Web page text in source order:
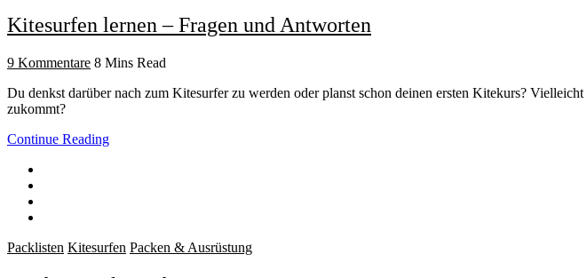
Kitesurfen lernen – Fragen und Antworten
9 Kommentare 8 Mins Read
Du denkst darüber nach zum Kitesurfer zu werden oder planst schon deinen ersten Kitekurs?
zukommt?
Continue Reading
Packlisten Kitesurfen Packen & Ausrüstung